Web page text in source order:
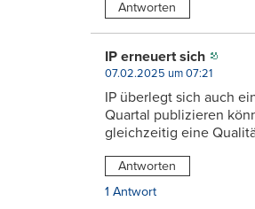
Antworten
IP erneuert sich
07.02.2025 um 07:21
IP überlegt sich auch
Quartal publizieren
gleichzeitig eine
Antworten
1 Antwort